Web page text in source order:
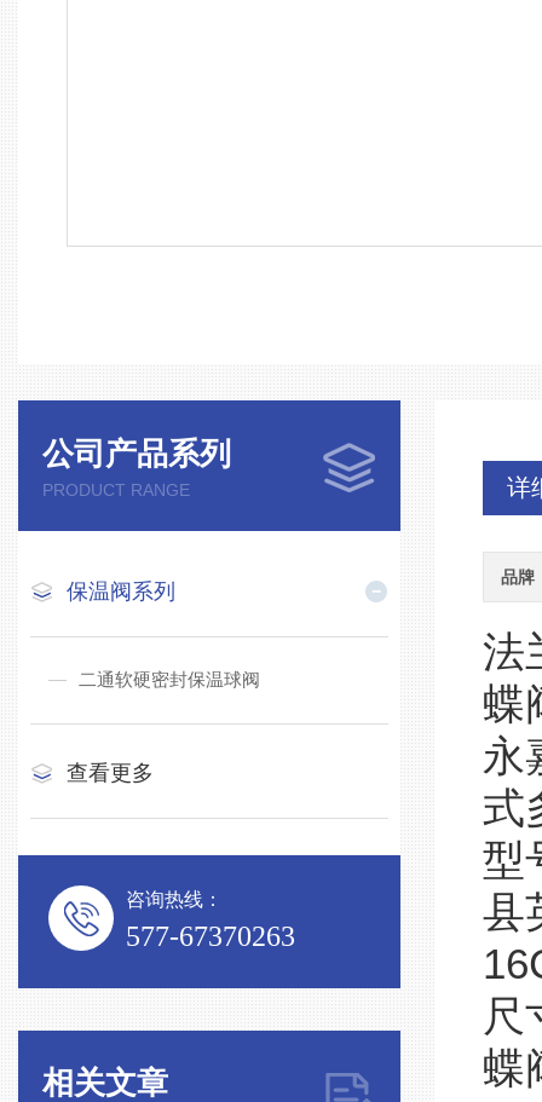
公司产品系列
PRODUCT RANGE
保温阀系列
二通软硬密封保温球阀
查看更多
咨询热线：
577-67370263
相关文章
详
品牌
法
蝶
永
式
型
县
尺
蝶